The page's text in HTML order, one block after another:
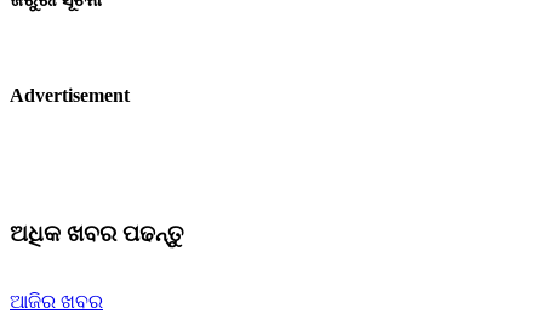
Advertisement
ଅଧିକ ଖବର ପଢନ୍ତୁ
ଆଜିର ଖବର